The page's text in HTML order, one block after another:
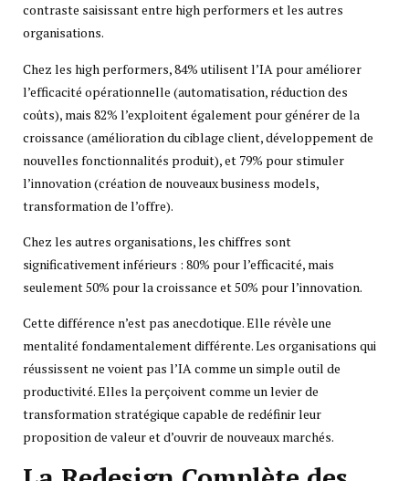
contraste saisissant entre high performers et les autres
organisations.
Chez les high performers, 84% utilisent l’IA pour améliorer
l’efficacité opérationnelle (automatisation, réduction des
coûts), mais 82% l’exploitent également pour générer de la
croissance (amélioration du ciblage client, développement de
nouvelles fonctionnalités produit), et 79% pour stimuler
l’innovation (création de nouveaux business models,
transformation de l’offre).
Chez les autres organisations, les chiffres sont
significativement inférieurs : 80% pour l’efficacité, mais
seulement 50% pour la croissance et 50% pour l’innovation.
Cette différence n’est pas anecdotique. Elle révèle une
mentalité fondamentalement différente. Les organisations qui
réussissent ne voient pas l’IA comme un simple outil de
productivité. Elles la perçoivent comme un levier de
transformation stratégique capable de redéfinir leur
proposition de valeur et d’ouvrir de nouveaux marchés.